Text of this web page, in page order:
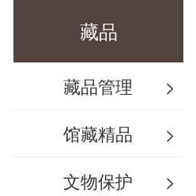
藏品
藏品管理
>
馆藏精品
>
文物保护
>